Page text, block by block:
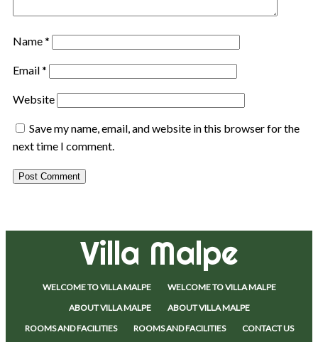
Name*
Email*
Website
Save my name, email, and website in this browser for the
next time I comment.
Villa Malpe
WELCOME TO VILLA MALPE
WELCOME TO VILLA MALPE
ABOUT VILLA MALPE
ABOUT VILLA MALPE
ROOMS AND FACILITIES
ROOMS AND FACILITIES
CONTACT US